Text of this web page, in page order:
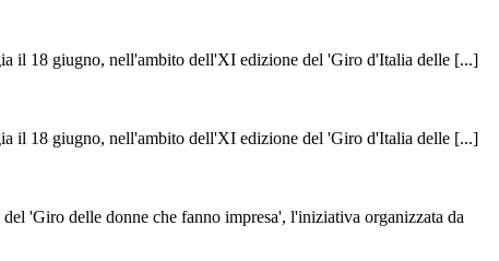
il 18 giugno, nell'ambito dell'XI edizione del 'Giro d'Italia delle [...]
il 18 giugno, nell'ambito dell'XI edizione del 'Giro d'Italia delle [...]
'Giro delle donne che fanno impresa', l'iniziativa organizzata da